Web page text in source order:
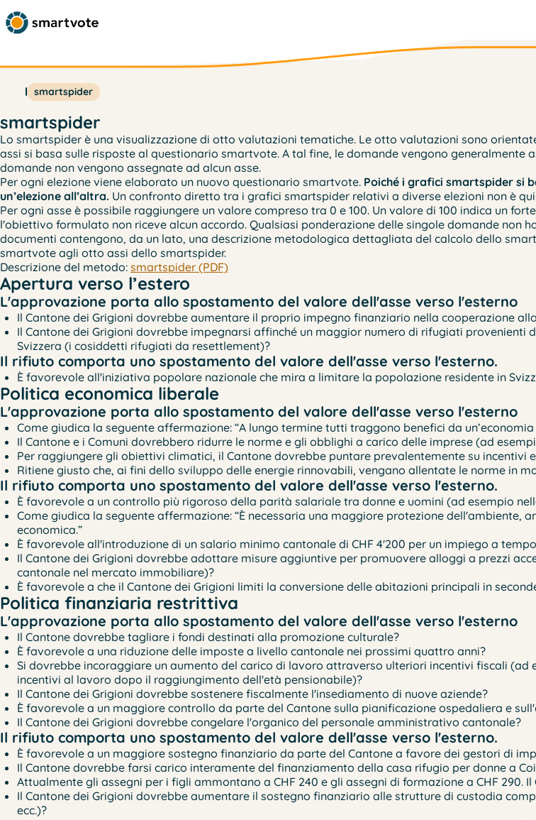
smartspider
smartspider
Lo smartspider è una visualizzazione di otto valutazioni tematiche. Le otto valutazioni sono
assi si basa sulle risposte al questionario smartvote. A tal fine, le domande vengono generalmente
domande non vengono assegnate ad alcun asse.
Per ogni elezione viene elaborato un nuovo questionario smartvote. Poiché i grafici smartspider si
un’elezione all’altra. Un confronto diretto tra i grafici smartspider relativi a diverse elezioni non è
Per ogni asse è possibile raggiungere un valore compreso tra 0 e 100. Un valore di 100 indica un
l'obiettivo formulato non riceve alcun accordo. Qualsiasi ponderazione delle singole domande non
documenti contengono, da un lato, una descrizione metodologica dettagliata del calcolo dello
smartvote agli otto assi dello smartspider.
Descrizione del metodo: smartspider (PDF)
Apertura verso l’estero
L'approvazione porta allo spostamento del valore dell'asse verso l'esterno
Il Cantone dei Grigioni dovrebbe aumentare il proprio impegno finanziario nella cooperazione
Il Cantone dei Grigioni dovrebbe impegnarsi affinché un maggior numero di rifugiati
Svizzera (i cosiddetti rifugiati da resettlement)?
Il rifiuto comporta uno spostamento del valore dell'asse verso l'esterno.
È favorevole all'iniziativa popolare nazionale che mira a limitare la popolazione residente in
Politica economica liberale
L'approvazione porta allo spostamento del valore dell'asse verso l'esterno
Come giudica la seguente affermazione: “A lungo termine tutti traggono benefici da
Il Cantone e i Comuni dovrebbero ridurre le norme e gli obblighi a carico delle imprese (ad
Per raggiungere gli obiettivi climatici, il Cantone dovrebbe puntare prevalentemente su
Ritiene giusto che, ai fini dello sviluppo delle energie rinnovabili, vengano allentate le norme in
Il rifiuto comporta uno spostamento del valore dell'asse verso l'esterno.
È favorevole a un controllo più rigoroso della parità salariale tra donne e uomini (ad esempio
Come giudica la seguente affermazione: “È necessaria una maggiore protezione dell'ambiente,
economica.”
È favorevole all'introduzione di un salario minimo cantonale di CHF 4'200 per un impiego a
Il Cantone dei Grigioni dovrebbe adottare misure aggiuntive per promuovere alloggi a prezzi
cantonale nel mercato immobiliare)?
È favorevole a che il Cantone dei Grigioni limiti la conversione delle abitazioni principali in
Politica finanziaria restrittiva
L'approvazione porta allo spostamento del valore dell'asse verso l'esterno
Il Cantone dovrebbe tagliare i fondi destinati alla promozione culturale?
È favorevole a una riduzione delle imposte a livello cantonale nei prossimi quattro anni?
Si dovrebbe incoraggiare un aumento del carico di lavoro attraverso ulteriori incentivi fiscali
incentivi al lavoro dopo il raggiungimento dell'età pensionabile)?
Il Cantone dei Grigioni dovrebbe sostenere fiscalmente l'insediamento di nuove aziende?
È favorevole a un maggiore controllo da parte del Cantone sulla pianificazione ospedaliera e
Il Cantone dei Grigioni dovrebbe congelare l'organico del personale amministrativo cantonale?
Il rifiuto comporta uno spostamento del valore dell'asse verso l'esterno.
È favorevole a un maggiore sostegno finanziario da parte del Cantone a favore dei gestori di
Il Cantone dovrebbe farsi carico interamente del finanziamento della casa rifugio per donne a
Attualmente gli assegni per i figli ammontano a CHF 240 e gli assegni di formazione a CHF 290.
Il Cantone dei Grigioni dovrebbe aumentare il sostegno finanziario alle strutture di custodia
ecc.)?